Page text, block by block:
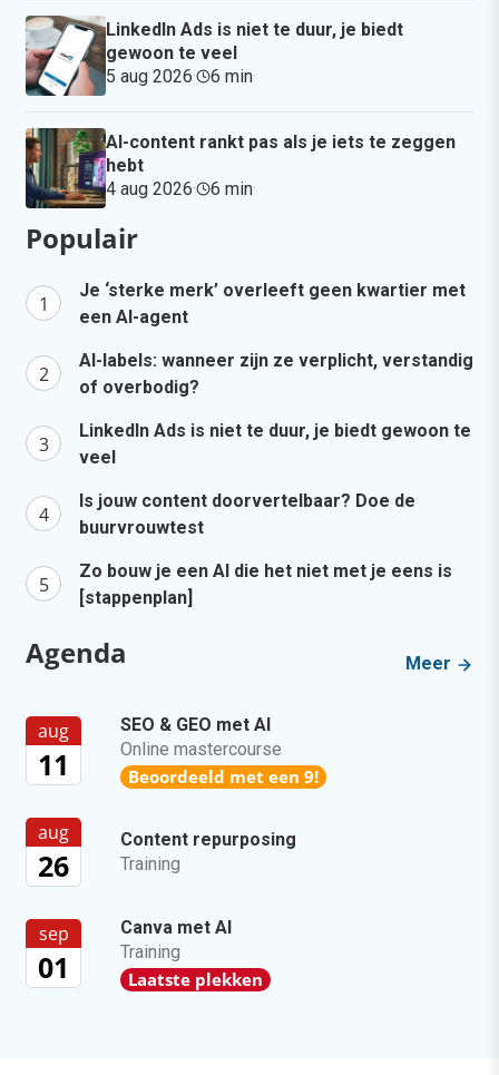
LinkedIn Ads is niet te duur, je biedt
gewoon te veel
5 aug 2026· 6 min·
AI-content rankt pas als je iets te zeggen
hebt
4 aug 2026· 6 min·
Populair
Je ‘sterke merk’ overleeft geen kwartier met
een AI-agent
AI-labels: wanneer zijn ze verplicht, verstandig
of overbodig?
LinkedIn Ads is niet te duur, je biedt gewoon te
veel
Is jouw content doorvertelbaar? Doe de
buurvrouwtest
Zo bouw je een AI die het niet met je eens is
[stappenplan]
Agenda Meer
aug
11
SEO & GEO met AI
Online mastercourse
Beoordeeld met een 9!
aug
26
Content repurposing
Training
sep
01
Canva met AI
Training
Laatste plekken